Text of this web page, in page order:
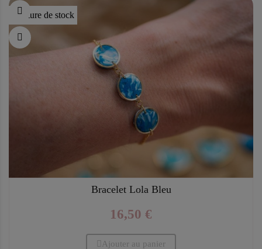
Rupture de stock
Bracelet Lola Bleu
16,50 €
Ajouter au panier